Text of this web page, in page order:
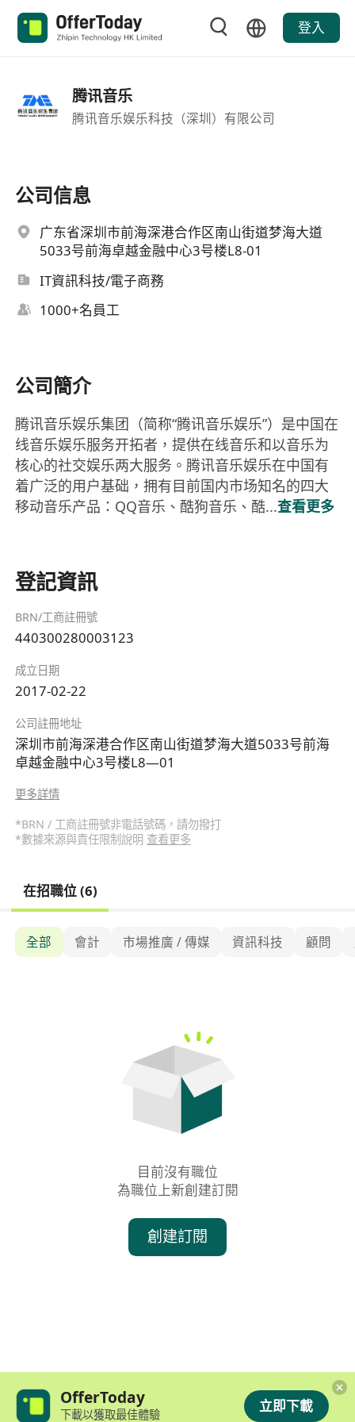
登入
腾讯音乐
腾讯音乐娱乐科技（深圳）有限公司
公司信息
广东省深圳市前海深港合作区南山街道梦海大道
5033号前海卓越金融中心3号楼L8-01
IT資訊科技/電子商務
1000+名員工
公司簡介
腾讯音乐娱乐集团（简称“腾讯音乐娱乐”）是中国在
线音乐娱乐服务开拓者，提供在线音乐和以音乐为
核心的社交娱乐两大服务。腾讯音乐娱乐在中国有
着广泛的用户基础，拥有目前国内市场知名的四大
移动音乐产品：QQ音乐、酷狗音乐、酷...查看更多
登記資訊
BRN/工商註冊號
440300280003123
成立日期
2017-02-22
公司註冊地址
深圳市前海深港合作区南山街道梦海大道5033号前海
卓越金融中心3号楼L8—01
更多詳情
*BRN / 工商註冊號非電話號碼，請勿撥打
*數據來源與責任限制說明 查看更多
在招職位 (6)
全部 會計 市場推廣 / 傳媒 資訊科技 顧問
目前沒有職位
為職位上新創建訂閱
創建訂閱
OfferToday
下載以獲取最佳體驗 立即下載